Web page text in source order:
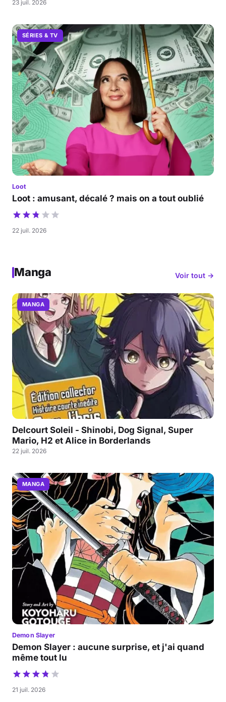
23 juil. 2026
SÉRIES & TV
Loot
Loot : amusant, décalé ? mais on a tout oublié
22 juil. 2026
Manga Voir tout →
MANGA
Delcourt Soleil - Shinobi, Dog Signal, Super
Mario, H2 et Alice in Borderlands
22 juil. 2026
MANGA
Demon Slayer
Demon Slayer : aucune surprise, et j'ai quand
même tout lu
21 juil. 2026